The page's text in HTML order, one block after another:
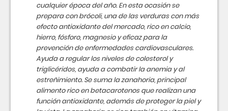
cualquier época del año. En esta ocasión se
prepara con brócoli, una de las verduras con más
efecto antioxidante del mercado, rico en calcio,
hierro, fósforo, magnesio y eficaz para la
prevención de enfermedades cardiovasculares.
Ayuda a regular los niveles de colesterol y
triglicéridos, ayuda a combatir la anemia y al
estreñimiento. Se suma la zanahoria, principal
alimento rico en betacarotenos que realizan una
función antioxidante, además de proteger la piel y